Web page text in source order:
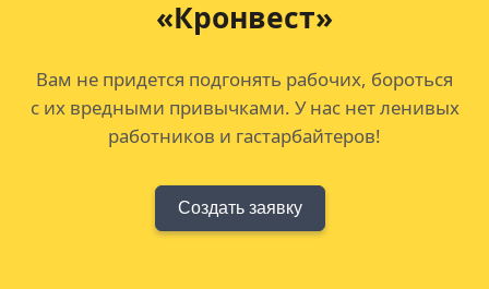
«Кронвест»
Вам не придется подгонять рабочих, бороться
с их вредными привычками. У нас нет ленивых
работников и гастарбайтеров!
Создать заявку